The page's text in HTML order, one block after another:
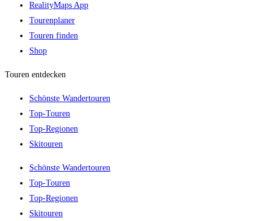
RealityMaps App
Tourenplaner
Touren finden
Shop
Touren entdecken
Schönste Wandertouren
Top-Touren
Top-Regionen
Skitouren
Schönste Wandertouren
Top-Touren
Top-Regionen
Skitouren